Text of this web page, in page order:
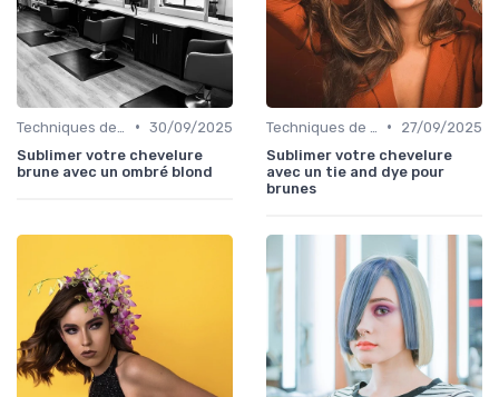
• 30/09/2025
Sublimer votre chevelure
brune avec un ombré blond
•
27/09/2025
Sublimer votre chevelure
avec un tie and dye pour
brunes